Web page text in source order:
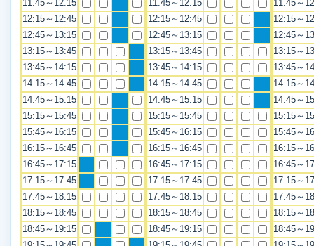
11:45～12:15
12:15～12:45
12:45～13:15
13:15～13:45
13:45～14:15
14:15～14:45
14:45～15:15
15:15～15:45
15:45～16:15
16:15～16:45
16:45～17:15
17:15～17:45
17:45～18:15
18:15～18:45
18:45～19:15
11:45～12:15
12:15～12:45
12:45～13:15
13:15～13:45
13:45～14:15
14:15～14:45
14:45～15:15
15:15～15:45
15:45～16:15
16:15～16:45
16:45～17:15
17:15～17:45
17:45～18:15
18:15～18:45
18:45～19:15
11:45～
12:15～
12:45～
13:15～
13:45～
14:15～
14:45～
15:15～
15:45～
16:15～
16:45～
17:15～
17:45～
18:15～
18:45～